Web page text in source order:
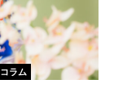
コラム